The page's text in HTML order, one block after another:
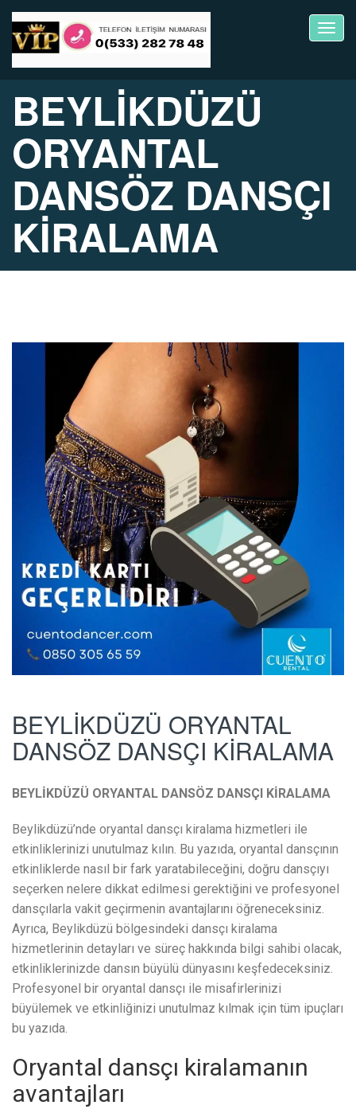
BEYLİKDÜZÜ
ORYANTAL
DANSÖZ DANSÇI
KİRALAMA
BEYLİKDÜZÜ ORYANTAL
DANSÖZ DANSÇI KİRALAMA
BEYLİKDÜZÜ ORYANTAL DANSÖZ DANSÇI KİRALAMA
Beylikdüzü’nde oryantal dansçı kiralama hizmetleri ile
etkinliklerinizi unutulmaz kılın. Bu yazıda, oryantal dansçının
etkinliklerde nasıl bir fark yaratabileceğini, doğru dansçıyı
seçerken nelere dikkat edilmesi gerektiğini ve profesyonel
dansçılarla vakit geçirmenin avantajlarını öğreneceksiniz.
Ayrıca, Beylikdüzü bölgesindeki dansçı kiralama
hizmetlerinin detayları ve süreç hakkında bilgi sahibi olacak,
etkinliklerinizde dansın büyülü dünyasını keşfedeceksiniz.
Profesyonel bir oryantal dansçı ile misafirlerinizi
büyülemek ve etkinliğinizi unutulmaz kılmak için tüm ipuçları
bu yazıda.
Oryantal dansçı kiralamanın
avantajları